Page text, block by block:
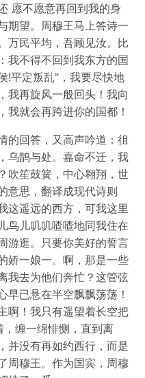
愿不愿意再回到我的身
期望。周穆王马上答诗一
万民平均，吾顾见汝。比
我不得不回到我东方的国
!平定叛乱"，我要尽快地
我再旋风一般回头！我向
我就会再跨进你的国都！
的回答，又高声吟道：徂
乌鹊与处。嘉命不迁，我
吹笙鼓簧，中心翱翔，世
意思，翻译成现代诗则
这遥远的西方，可我这里
鸟儿叽叽喳喳地同我住在
游逛。只要你美好的誓言
娇一娘一。啊，那是一些
我去为他们奔忙？这管弦
早已悬在半空飘飘荡荡！
啊！我只有遥望着长空把
缠一绵悱恻，直到离
并没有再如约西行，而是
周穆王。作为国宾，周穆